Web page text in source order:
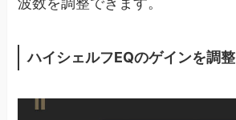
ハイシェルフEQのゲインを調整